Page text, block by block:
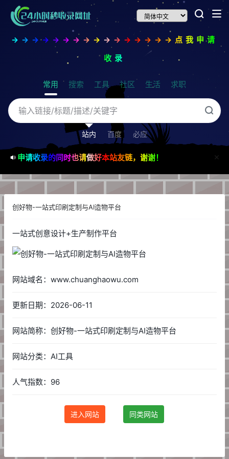
→→→→→→→→→→→→→→→→点我申请
收录
常用 搜索 工具 社区 生活 求职
站内 百度 必应
申请收录的同时也请做好本站友链，谢谢！
创好物-一站式印刷定制与AI造物平台
一站式创意设计+生产制作平台
网站域名：www.chuanghaowu.com
更新日期：2026-06-11
网站简称：创好物-一站式印刷定制与AI造物平台
网站分类：AI工具
人气指数：96
进入网站 同类网站